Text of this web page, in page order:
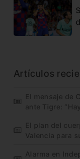
Artículos
El mensaje de
ante Tigre:
El plan del
Valencia para
Alarma en